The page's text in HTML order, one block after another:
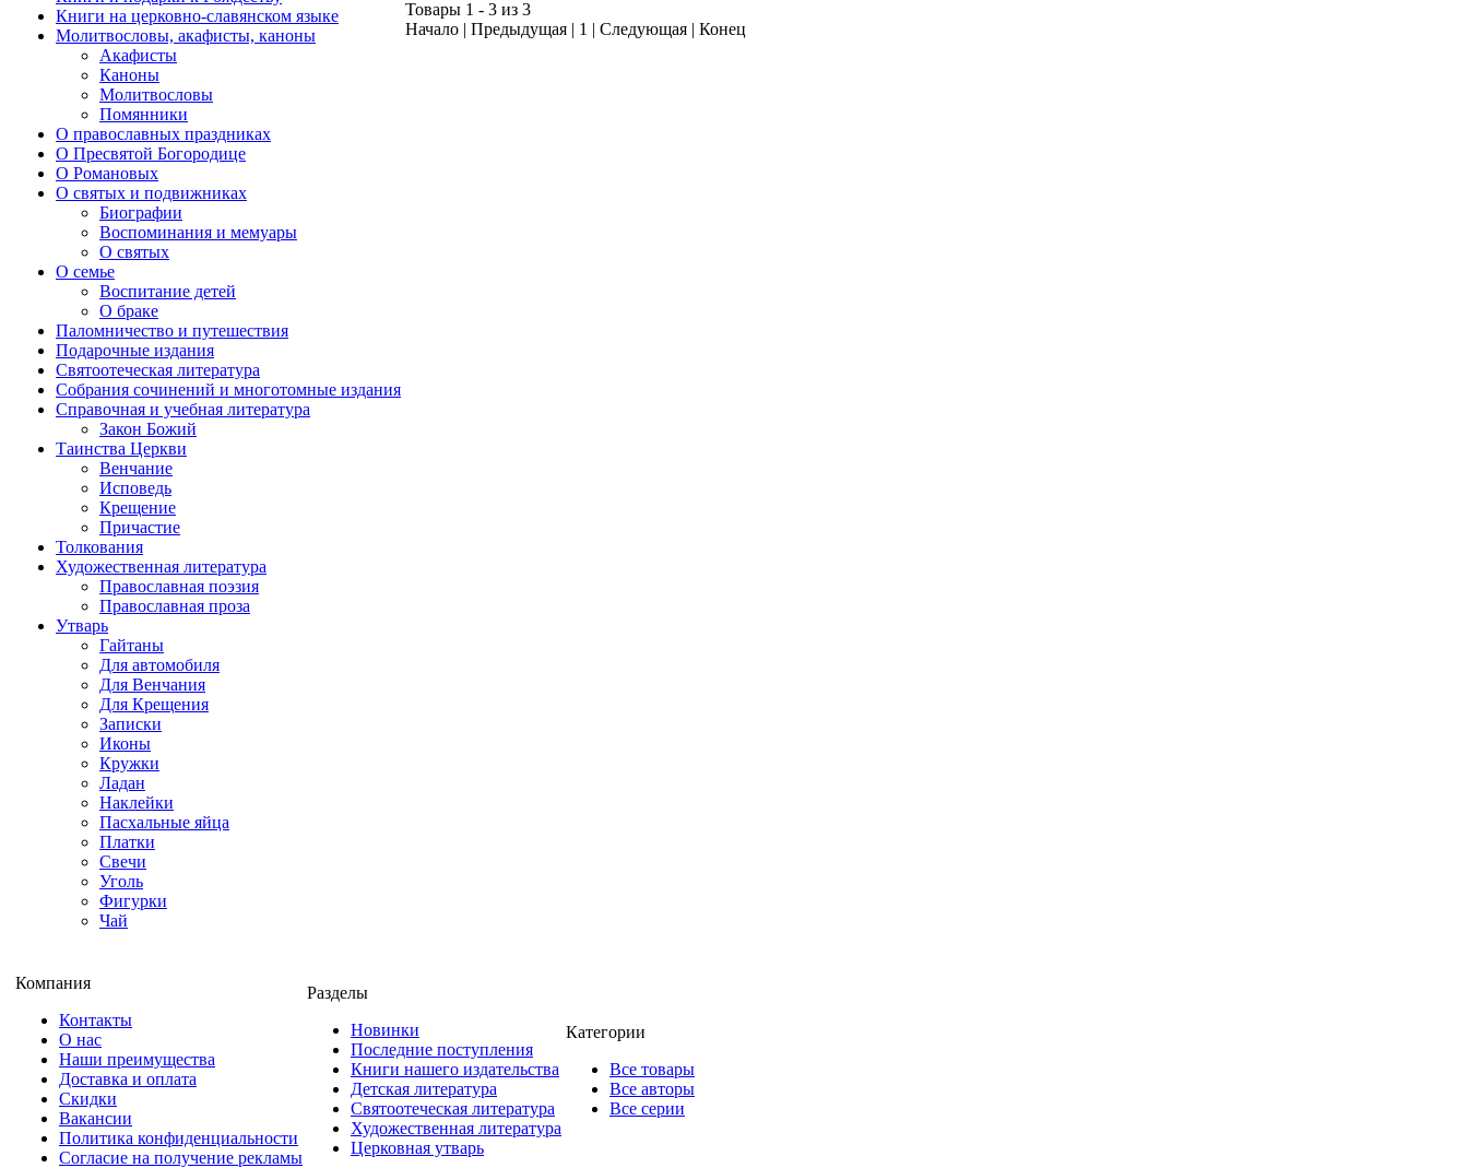
Книги на церковно-славянском языке
Молитвословы, акафисты, каноны
Акафисты
Каноны
Молитвословы
Помянники
О православных праздниках
О Пресвятой Богородице
О Романовых
О святых и подвижниках
Биографии
Воспоминания и мемуары
О святых
О семье
Воспитание детей
О браке
Паломничество и путешествия
Подарочные издания
Святоотеческая литература
Собрания сочинений и многотомные издания
Справочная и учебная литература
Закон Божий
Таинства Церкви
Венчание
Исповедь
Крещение
Причастие
Толкования
Художественная литература
Православная поэзия
Православная проза
Утварь
Гайтаны
Для автомобиля
Для Венчания
Для Крещения
Записки
Иконы
Кружки
Ладан
Наклейки
Пасхальные яйца
Платки
Свечи
Уголь
Фигурки
Чай
Товары 1 - 3 из 3
Начало | Предыдущая | 1 | Следующая | Конец
Компания
Контакты
О нас
Наши преимущества
Доставка и оплата
Скидки
Вакансии
Политика конфиденциальности
Согласие на получение рекламы
Разделы
Новинки
Последние поступления
Книги нашего издательства
Детская литература
Святоотеческая литература
Художественная литература
Церковная утварь
Категории
Все товары
Все авторы
Все серии